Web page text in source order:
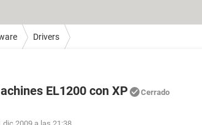
Drivers
EL1200 con XP Cerrado